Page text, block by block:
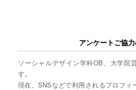
アンケートご協
ソーシャルデザイン学科OB、大学院
す。
現在、SNSなどで利用されるプロフィ